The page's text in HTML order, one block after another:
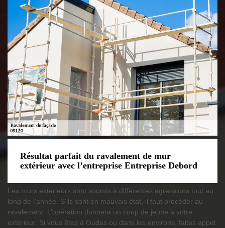
Résultat parfait du ravalement de mur
extérieur avec l’entreprise Entreprise Debord
Les murs extérieurs sont soumis à différentes agressions tout au
long de l’année. S’ils sont en mauvais état, il faut procéder au
ravalement. L’opération donnera un coup de jeune à votre
extérieur. Si vous êtes à Gudas ou dans les environs, faites appel